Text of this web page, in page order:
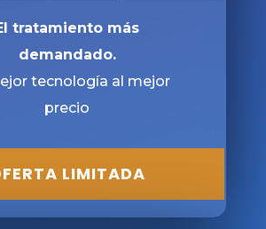
tratamiento más
demandado.
tecnología al mejor
precio
LIMITADA